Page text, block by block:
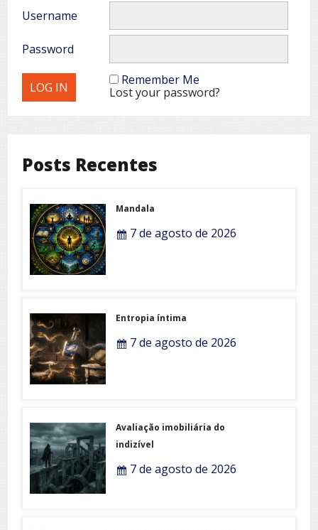
Username
Password
Remember Me
Lost your password?
Posts Recentes
Mandala
7 de agosto de 2026
Entropia íntima
7 de agosto de 2026
Avaliação imobiliária do
indizível
7 de agosto de 2026